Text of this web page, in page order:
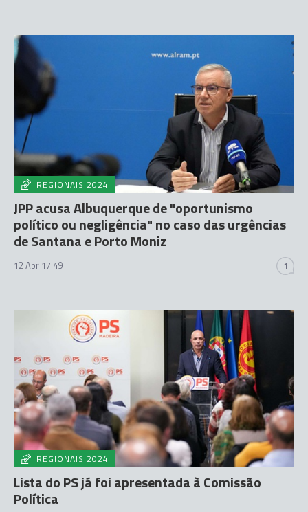
REGIONAIS 2024
JPP acusa Albuquerque de "oportunismo
político ou negligência" no caso das urgências
de Santana e Porto Moniz
12 Abr 17:49 1
REGIONAIS 2024
Lista do PS já foi apresentada à Comissão
Política